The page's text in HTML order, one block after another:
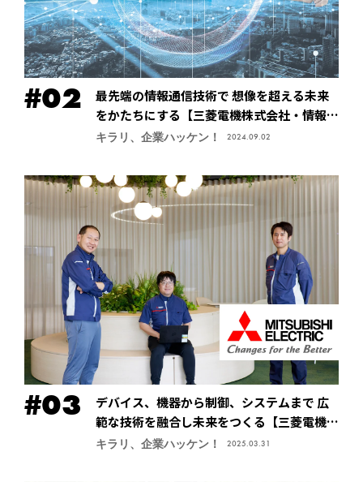
最先端の情報通信技術で 想像を超える未来
をかたちにする【三菱電機株式会社・情報技
術総合研究所】
キラリ、企業ハッケン！ 2024.09.02
デバイス、機器から制御、システムまで 広
範な技術を融合し未来をつくる【三菱電機株
式会社・先端技術総合研究所】
キラリ、企業ハッケン！ 2025.03.31